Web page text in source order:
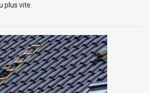
plus vite.